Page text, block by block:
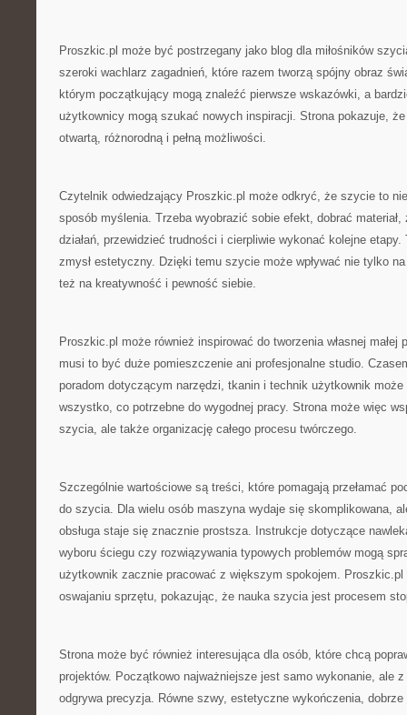
Proszkic.pl może być postrzegany jako blog dla miłośników
szeroki wachlarz zagadnień, które razem tworzą spójny obraz
którym początkujący mogą znaleźć pierwsze wskazówki, a
użytkownicy mogą szukać nowych inspiracji. Strona pokazuje,
otwartą, różnorodną i pełną możliwości.
Czytelnik odwiedzający Proszkic.pl może odkryć, że szycie to
sposób myślenia. Trzeba wyobrazić sobie efekt, dobrać materiał,
działań, przewidzieć trudności i cierpliwie wykonać kolejne
zmysł estetyczny. Dzięki temu szycie może wpływać nie tylko
też na kreatywność i pewność siebie.
Proszkic.pl może również inspirować do tworzenia własnej małej
musi to być duże pomieszczenie ani profesjonalne studio.
poradom dotyczącym narzędzi, tkanin i technik użytkownik może
wszystko, co potrzebne do wygodnej pracy. Strona może więc
szycia, ale także organizację całego procesu twórczego.
Szczególnie wartościowe są treści, które pomagają przełamać
do szycia. Dla wielu osób maszyna wydaje się skomplikowana,
obsługa staje się znacznie prostsza. Instrukcje dotyczące
wyboru ściegu czy rozwiązywania typowych problemów mogą
użytkownik zacznie pracować z większym spokojem.
oswajaniu sprzętu, pokazując, że nauka szycia jest procesem
Strona może być również interesująca dla osób, które chcą
projektów. Początkowo najważniejsze jest samo wykonanie, ale
odgrywa precyzja. Równe szwy, estetyczne wykończenia, dobrze